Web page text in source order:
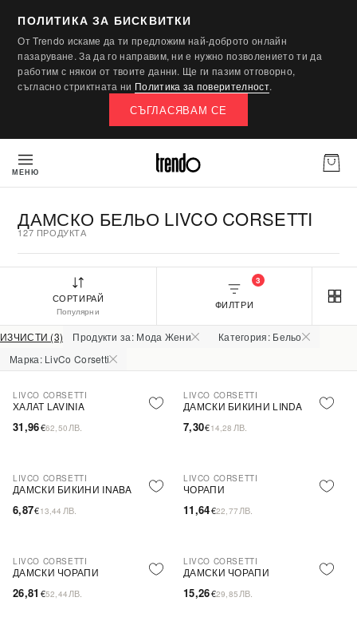
ПОЛИТИКА ЗА БИСКВИТКИ
От Trendo искаме да ти предложим най-доброто онлайн
пазаруване. За да го направим, ни е нужно позволението ти да
работим с някои от твоите данни. Ще ги пазим отговорно,
съгласно стриктната ни Политика за поверителност.
СЪГЛАСЯВАМ СЕ
МЕНЮ
ДАМСКО БЕЛЬО LIVCO CORSETTI
127 ПРОДУКТА
СОРТИРАЙ
Популярни
ФИЛТРИ
3
ИЗЧИСТИ (3) Продукти за: Мода Жени
Категория: Бельо
Марка: LivCo Corsetti
LIVCO CORSETTI
ХАЛАТ LAVINIA
31,96€62,50 ЛВ.
LIVCO CORSETTI
ДАМСКИ БИКИНИ LINDA
7,30€14,28 ЛВ.
LIVCO CORSETTI
ДАМСКИ БИКИНИ INABA
6,87€13,44 ЛВ.
LIVCO CORSETTI
ЧОРАПИ
11,64€22,77 ЛВ.
LIVCO CORSETTI
ДАМСКИ ЧОРАПИ
26,81 €52,44 ЛВ.
LIVCO CORSETTI
ДАМСКИ ЧОРАПИ
15,26€29,85 ЛВ.